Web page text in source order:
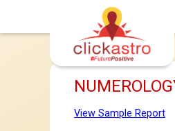
View Sample Report